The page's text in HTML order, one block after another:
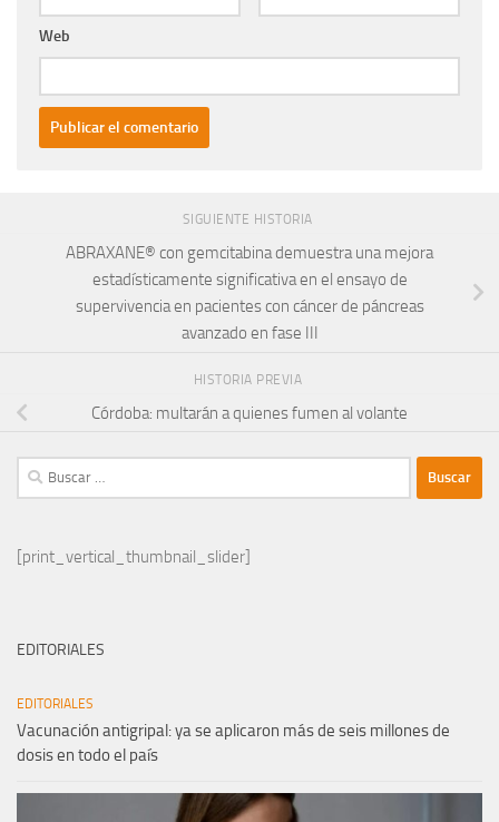
Web
SIGUIENTE HISTORIA
ABRAXANE® con gemcitabina demuestra una mejora
estadísticamente significativa en el ensayo de
supervivencia en pacientes con cáncer de páncreas
avanzado en fase III
HISTORIA PREVIA
Córdoba: multarán a quienes fumen al volante
Buscar:
[print_vertical_thumbnail_slider]
EDITORIALES
EDITORIALES
Vacunación antigripal: ya se aplicaron más de seis millones de
dosis en todo el país